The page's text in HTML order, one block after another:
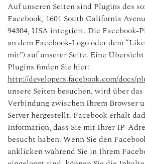
Auf unseren Seiten sind Plugins des
Facebook, 1601 South California
94304, USA integriert. Die Facebook-
an dem Facebook-Logo oder dem
mir”) auf unserer Seite. Eine
Plugins finden Sie hier:
http://developers.facebook.com/docs/
unsere Seiten besuchen, wird über
Verbindung zwischen Ihrem Browser
Server hergestellt. Facebook erhält
Information, dass Sie mit Ihrer IP-
besucht haben. Wenn Sie den
anklicken während Sie in Ihrem